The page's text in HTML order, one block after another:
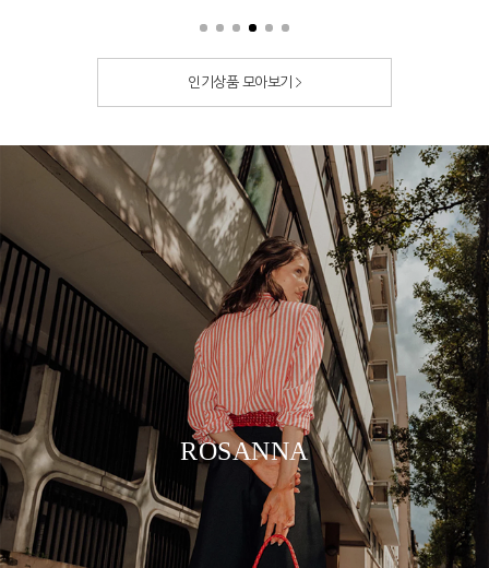
인기상품 모아보기
ROSANNA